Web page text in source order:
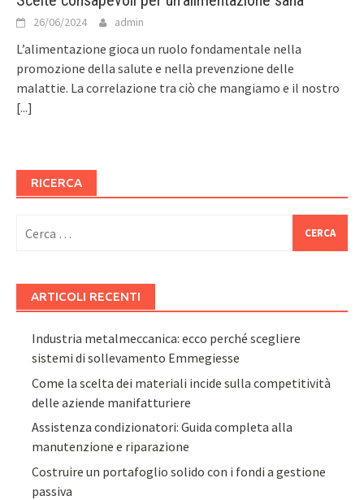
26/06/2024 admin
L’alimentazione gioca un ruolo fondamentale nella
promozione della salute e nella prevenzione delle
malattie. La correlazione tra ciò che mangiamo e il nostro
[...]
RICERCA
per:
ARTICOLI RECENTI
Industria metalmeccanica: ecco perché scegliere
sistemi di sollevamento Emmegiesse
Come la scelta dei materiali incide sulla competitività
delle aziende manifatturiere
Assistenza condizionatori: Guida completa alla
manutenzione e riparazione
Costruire un portafoglio solido con i fondi a gestione
passiva